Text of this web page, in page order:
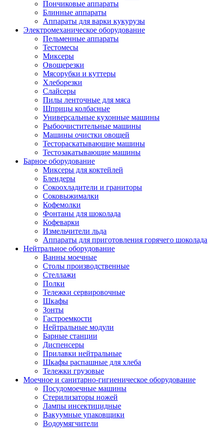
Пончиковые аппараты
Блинные аппараты
Аппараты для варки кукурузы
Электромеханическое оборудование
Пельменные аппараты
Тестомесы
Миксеры
Овощерезки
Мясорубки и куттеры
Хлеборезки
Слайсеры
Пилы ленточные для мяса
Шприцы колбасные
Универсальные кухонные машины
Рыбоочистительные машины
Машины очистки овощей
Тестораскатывающие машины
Тестозакатывающие машины
Барное оборудование
Миксеры для коктейлей
Блендеры
Сокоохладители и граниторы
Соковыжималки
Кофемолки
Фонтаны для шоколада
Кофеварки
Измельчители льда
Аппараты для приготовления горячего шоколада
Нейтральное оборудование
Ванны моечные
Столы производственные
Стеллажи
Полки
Тележки сервировочные
Шкафы
Зонты
Гастроемкости
Нейтральные модули
Барные станции
Диспенсеры
Прилавки нейтральные
Шкафы распашные для хлеба
Тележки грузовые
Моечное и санитарно-гигиеническое оборудование
Посудомоечные машины
Стерилизаторы ножей
Лампы инсектицидные
Вакуумные упаковщики
Водоумягчители